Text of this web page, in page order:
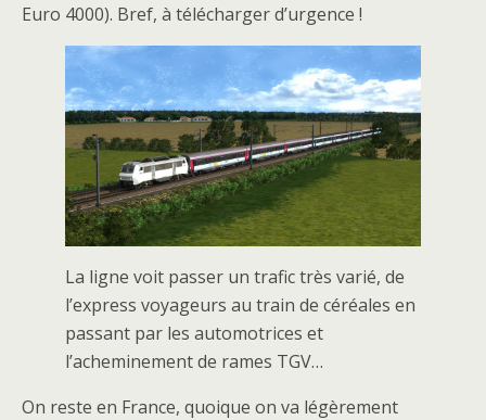
Euro 4000). Bref, à télécharger d’urgence !
La ligne voit passer un trafic très varié, de
l’express voyageurs au train de céréales en
passant par les automotrices et
l’acheminement de rames TGV…
On reste en France, quoique on va légèrement